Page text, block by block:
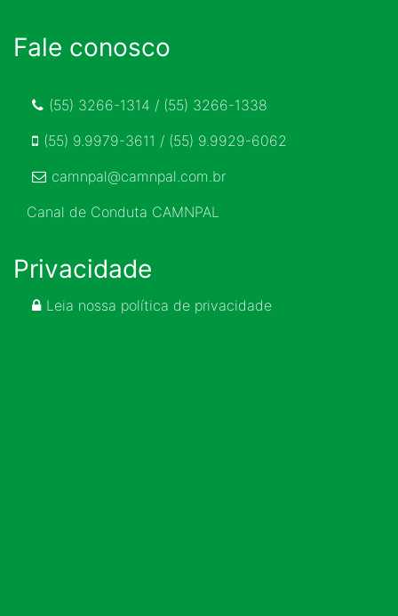
Fale conosco
(55) 3266-1314 / (55) 3266-1338
(55) 9.9979-3611 / (55) 9.9929-6062
camnpal@camnpal.com.br
Canal de Conduta CAMNPAL
Privacidade
Leia nossa política de privacidade